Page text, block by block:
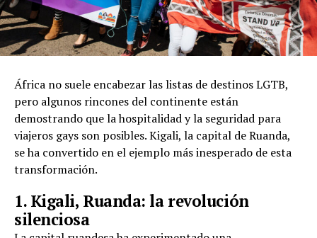
África no suele encabezar las listas de destinos LGTB,
pero algunos rincones del continente están
demostrando que la hospitalidad y la seguridad para
viajeros gays son posibles. Kigali, la capital de Ruanda,
se ha convertido en el ejemplo más inesperado de esta
transformación.
1. Kigali, Ruanda: la revolución
silenciosa